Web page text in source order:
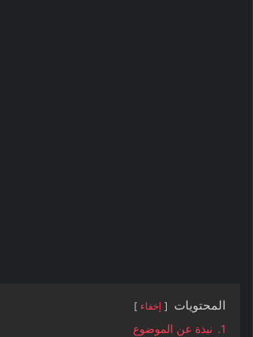
المحتويات إخفاء
1.
نبذة عن الموضوع